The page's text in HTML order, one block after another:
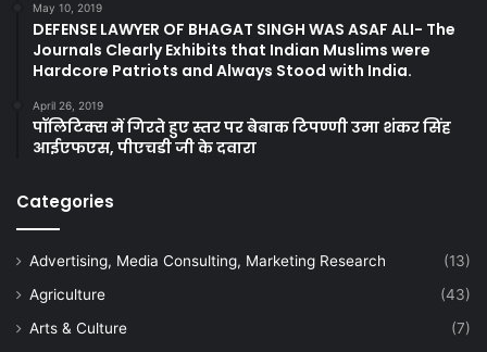
May 10, 2019
DEFENSE LAWYER OF BHAGAT SINGH WAS ASAF ALI- The
Journals Clearly Exhibits that Indian Muslims were
Hardcore Patriots and Always Stood with India.
April 26, 2019
पॉलिटिक्स में गिरते हुए स्तर पर बेबाक टिपण्णी उमा शंकर सिंह
आईएफएस, पीएचडी जी के दवारा
Categories
Advertising, Media Consulting, Marketing Research
(13)
Agriculture
(43)
Arts & Culture
(7)